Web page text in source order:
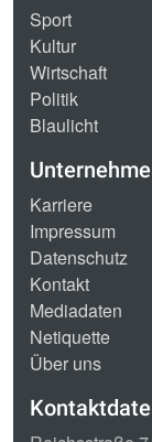
Sport
Kultur
Wirtschaft
Politik
Blaulicht
Karriere
Impressum
Datenschutz
Kontakt
Mediadaten
Netiquette
Über uns